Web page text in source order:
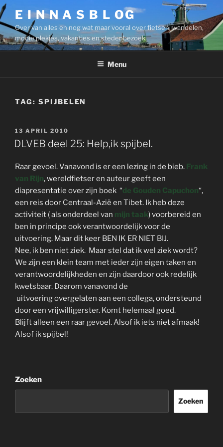
Ga
naar
de
inhoud
E I N N A S B L OG
Over van alles en nog wat maar vooral over fietsen, wandelen,
mooie plekjes, vakanties en stedenbezoek.
Menu
TAG: SPIJBELEN
GEPLAATST
OP
13 APRIL 2010
DLVEB deel 25: Help,ik spijbel.
Raar gevoel. Vanavond is er een lezing in de bieb. Frank
van Rijn, wereldfietser en auteur geeft een
diapresentatie over zijn boek “de Gouden Capuchon“,
een reis door Centraal-Azië en Tibet. Ik heb deze
activiteit ( als onderdeel van mijn taak) voorbereid en
ben in principe ook verantwoordelijk voor de
uitvoering. Maar dit keer BEN IK ER NIET BIJ.
Nee, ik ben niet ziek. Maar stel dat ik wel ziek wordt?
We zijn een klein team met ieder zijn eigen taken en
verantwoordelijkheden en zijn daardoor ook redelijk
kwetsbaar. Daarom vanavond de
uitvoering overgelaten aan een collega, ondersteund
door een vrijwilligerster. Komt helemaal goed.
Blijft alleen een raar gevoel. Alsof ik iets niet afmaak!
Alsof ik spijbel!
Zoeken
Zoeken